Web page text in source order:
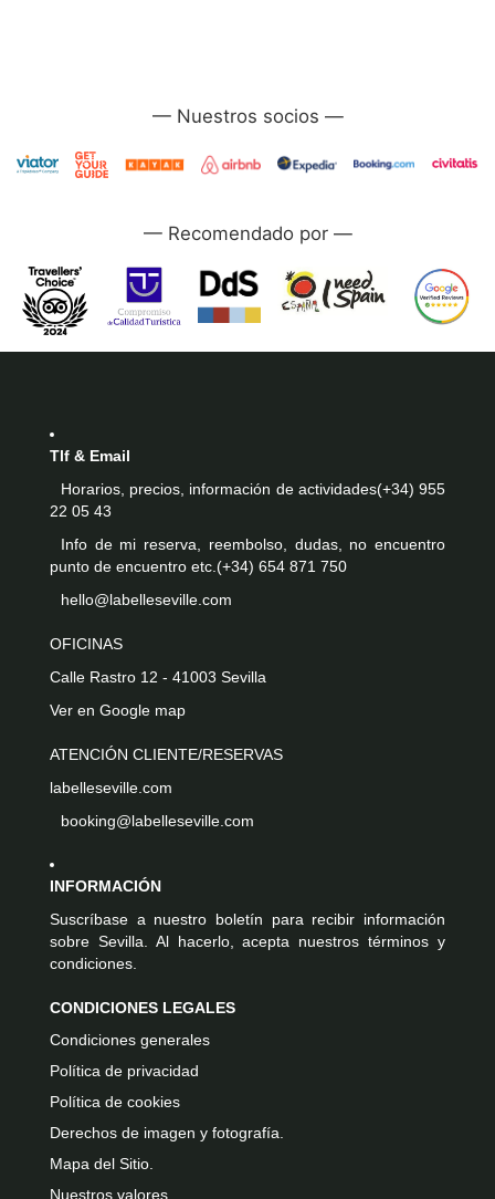
—
—
Tlf & Email
Horarios, precios, información de actividades(+34) 955
22 05 43
Info de mi reserva, reembolso, dudas, no encuentro
punto de encuentro etc. (+34) 654 871 750
hello@labelleseville.com
OFICINAS
Calle Rastro 12 - 41003 Sevilla
Ver en Google map
ATENCIÓN CLIENTE/RESERVAS
labelleseville.com
booking@labelleseville.com
INFORMACIÓN
Suscríbase a nuestro boletín para recibir información
sobre Sevilla. Al hacerlo, acepta nuestros términos y
condiciones.
CONDICIONES LEGALES
Condiciones generales
Política de privacidad
Política de cookies
Derechos de imagen y fotografía.
Mapa del Sitio.
Nuestros valores.